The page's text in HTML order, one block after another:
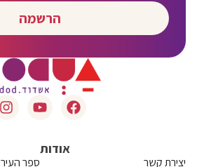
הרשמה
אודות
יצירת קשר
ספר העיר